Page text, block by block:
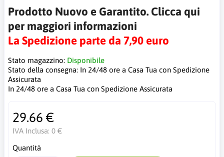
Prodotto Nuovo e Garantito. Clicca qui
per maggiori informazioni
La Spedizione parte da 7,90 euro
Stato magazzino: Disponibile
Stato della consegna: In 24/48 ore a Casa Tua con Spedizione
Assicurata
In 24/48 ore a Casa Tua con Spedizione Assicurata
29.66 €
IVA Inclusa: 0 €
Quantità